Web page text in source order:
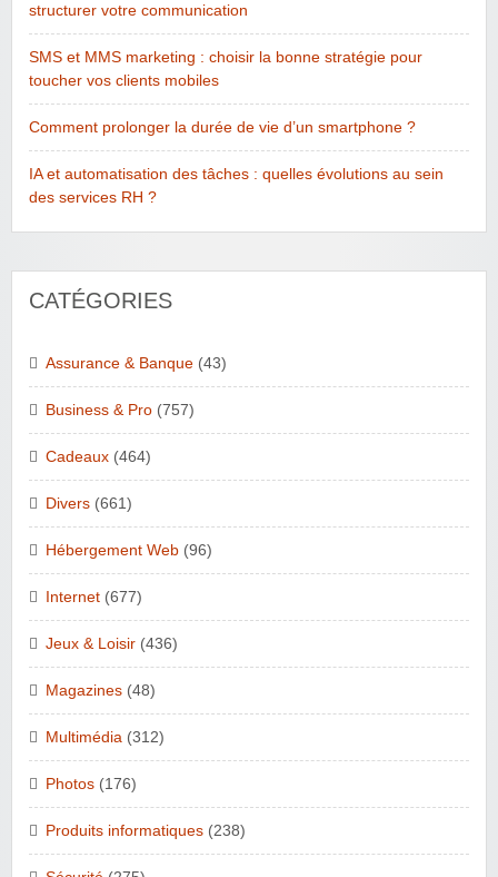
structurer votre communication
SMS et MMS marketing : choisir la bonne stratégie pour
toucher vos clients mobiles
Comment prolonger la durée de vie d’un smartphone ?
IA et automatisation des tâches : quelles évolutions au sein
des services RH ?
CATÉGORIES
Assurance & Banque (43)
Business & Pro (757)
Cadeaux (464)
Divers (661)
Hébergement Web (96)
Internet (677)
Jeux & Loisir (436)
Magazines (48)
Multimédia (312)
Photos (176)
Produits informatiques (238)